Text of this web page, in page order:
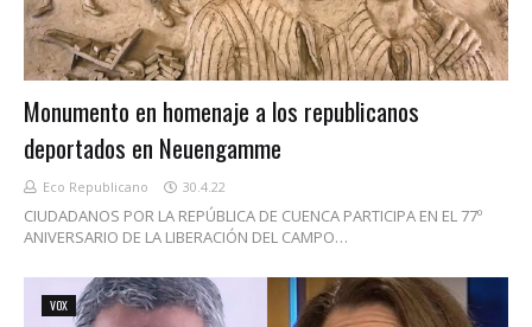
Monumento en homenaje a los republicanos
deportados en Neuengamme
Eco Republicano 30.4.22
CIUDADANOS POR LA REPÚBLICA DE CUENCA PARTICIPA EN EL 77º
ANIVERSARIO DE LA LIBERACIÓN DEL CAMPO…
VOX